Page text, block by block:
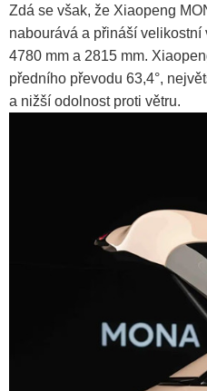
Zdá se však, že Xiaopeng
nabourává a přináší
4780 mm a 2815 mm.
předního převodu 63,4°,
a nižší odolnost proti větru.